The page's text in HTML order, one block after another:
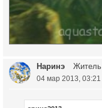
Наринэ Житель
04 мар 2013, 03:21